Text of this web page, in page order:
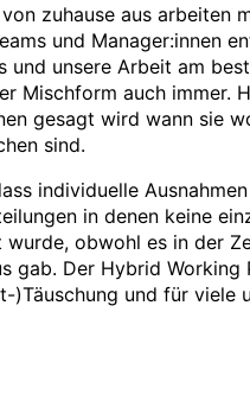
zuhause aus arbeiten
und Manager:innen
und unsere Arbeit am
Mischform auch immer.
gesagt wird wann sie
sind.
individuelle
in denen keine
obwohl es in der
gab. Der Hybrid
und für viele